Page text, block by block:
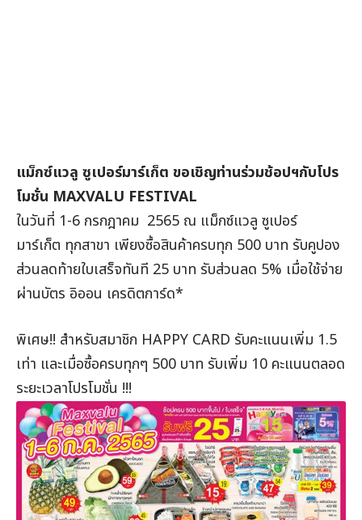
แม็กซ์แวลู ซูเปอร์มาร์เก็ต ขอเชิญท่านร่วมช้อปฯกับโปร
โมชั่น MAXVALU FESTIVAL
ในวันที่ 1-6 กรกฎาคม 2565 ณ แม็กซ์แวลู ซูเปอร์
มาร์เก็ต ทุกสาขา เพียงซื้อสินค้าครบทุก 500 บาท รับคูปอง
ส่วนลดท้ายใบเสร็จทันที 25 บาท รับส่วนลด 5% เมื่อใช้จ่าย
ผ่านบัตร อิออน เครดิตการ์ด*
พิเศษ!! สำหรับสมาชิก HAPPY CARD รับคะแนนเพิ่ม 1.5
เท่า และเมื่อซื้อครบทุกๆ 500 บาท รับเพิ่ม 10 คะแนนตลอด
ระยะเวลาโปรโมชั่น !!!